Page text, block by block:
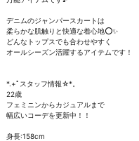
デニムのジャンパースカートは
柔らかな肌触りと快適な着心地⭕️✨
どんなトップスでも合わせやすく
オールシーズン活躍するアイテムです！
*.+ﾟスタッフ情報☆*。
22歳
フェミニンからカジュアルまで
幅広いコーデを更新中！！
身長:158cm